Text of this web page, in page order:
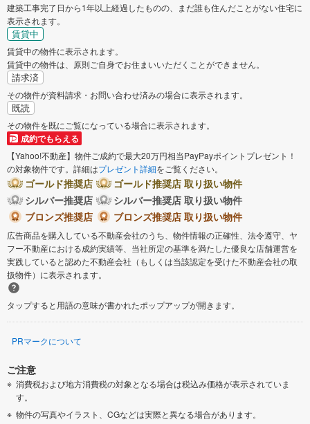
建築工事完了日から1年以上経過したものの、まだ誰も住んだことがない住宅に
表示されます。
賃貸中
賃貸中の物件に表示されます。
賃貸中の物件は、原則ご自身でお住まいいただくことができません。
請求済
その物件が資料請求・お問い合わせ済みの場合に表示されます。
既読
その物件を既にご覧になっている場合に表示されます。
成約でもらえる
【Yahoo!不動産】物件ご成約で最大20万円相当PayPayポイントプレゼント！
の対象物件です。詳細はプレゼント詳細をご覧ください。
ゴールド推奨店
ゴールド推奨店 取り扱い物件
シルバー推奨店
シルバー推奨店 取り扱い物件
ブロンズ推奨店
ブロンズ推奨店 取り扱い物件
広告商品を購入している不動産会社のうち、物件情報の正確性、法令遵守、ヤ
フー不動産における成約実績等、当社所定の基準を満たした優良な店舗運営を
実践していると認めた不動産会社（もしくは当該認定を受けた不動産会社の取
扱物件）に表示されます。
タップすると用語の意味が書かれたポップアップが開きます。
PRマークについて
ご注意
消費税および地方消費税の対象となる場合は税込み価格が表示されていま
す。
物件の写真やイラスト、CGなどは実際と異なる場合があります。